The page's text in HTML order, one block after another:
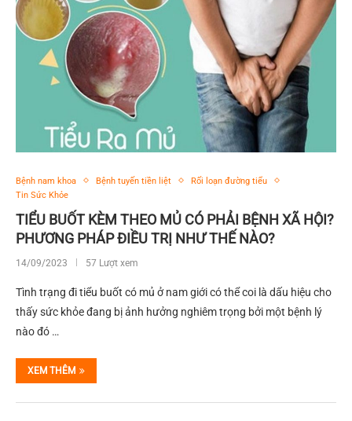
Bệnh nam khoa Bệnh tuyến tiền liệt
Rối loạn đường tiểu
Tin Sức Khỏe
TIỂU BUỐT KÈM THEO MỦ CÓ PHẢI BỆNH XÃ HỘI?
PHƯƠNG PHÁP ĐIỀU TRỊ NHƯ THẾ NÀO?
14/09/2023 57 Lượt xem
Tình trạng đi tiểu buốt có mủ ở nam giới có thể coi là dấu hiệu cho
thấy sức khỏe đang bị ảnh hưởng nghiêm trọng bởi một bệnh lý
nào đó …
XEM THÊM